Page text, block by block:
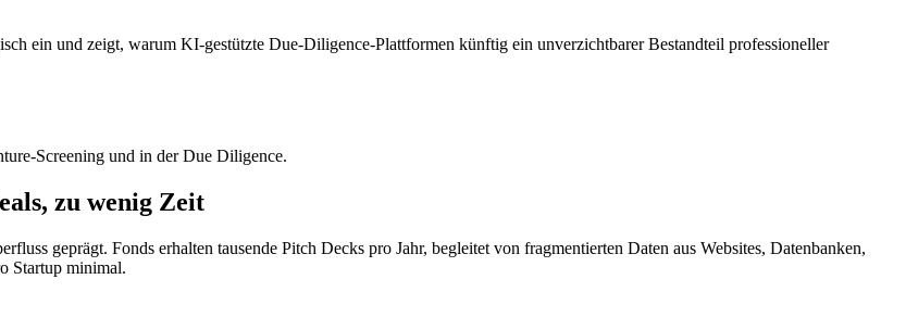
ein und zeigt, warum KI-gestützte Due-Diligence-Plattformen künftig ein unverzichtbarer Bestandteil professioneller
Screening und in der Due Diligence.
zu wenig Zeit
geprägt. Fonds erhalten tausende Pitch Decks pro Jahr, begleitet von fragmentierten Daten aus Websites, Datenbanken,
Startup minimal.